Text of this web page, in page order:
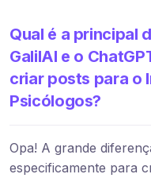
Qual é a principal
GalilAI e o
criar posts para o
Psicólogos?
Opa! A grande
especificamente para